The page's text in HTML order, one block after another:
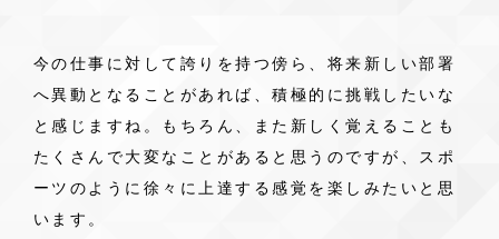
今の仕事に対して誇りを持つ傍ら、将来新しい部署
へ異動となることがあれば、積極的に挑戦したいな
と感じますね。もちろん、また新しく覚えることも
たくさんで大変なことがあると思うのですが、スポ
ーツのように徐々に上達する感覚を楽しみたいと思
います。